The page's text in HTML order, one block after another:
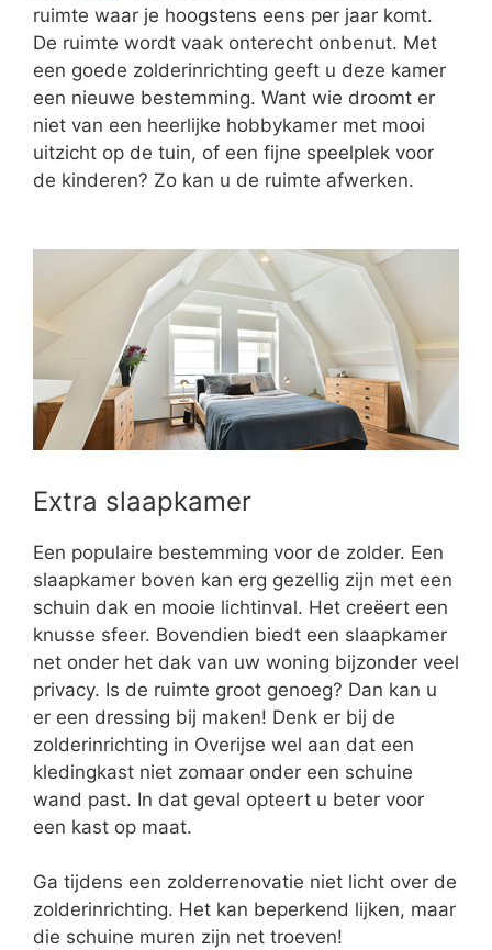
ruimte waar je hoogstens eens per jaar komt.
De ruimte wordt vaak onterecht onbenut. Met
een goede zolderinrichting geeft u deze kamer
een nieuwe bestemming. Want wie droomt er
niet van een heerlijke hobbykamer met mooi
uitzicht op de tuin, of een fijne speelplek voor
de kinderen? Zo kan u de ruimte afwerken.
Extra slaapkamer
Een populaire bestemming voor de zolder. Een
slaapkamer boven kan erg gezellig zijn met een
schuin dak en mooie lichtinval. Het creëert een
knusse sfeer. Bovendien biedt een slaapkamer
net onder het dak van uw woning bijzonder veel
privacy. Is de ruimte groot genoeg? Dan kan u
er een dressing bij maken! Denk er bij de
zolderinrichting in Overijse wel aan dat een
kledingkast niet zomaar onder een schuine
wand past. In dat geval opteert u beter voor
een kast op maat.
Ga tijdens een zolderrenovatie niet licht over de
zolderinrichting. Het kan beperkend lijken, maar
die schuine muren zijn net troeven!